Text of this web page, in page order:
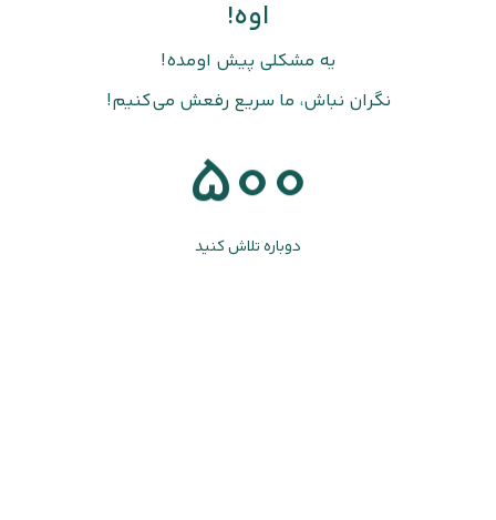
اوه!
یه مشکلی پیش اومده!
نگران نباش، ما سریع رفعش می‌کنیم!
500
دوباره تلاش کنید